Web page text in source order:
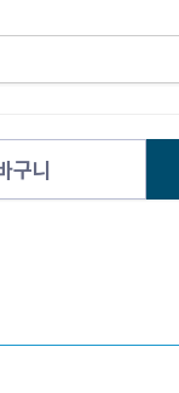
구니